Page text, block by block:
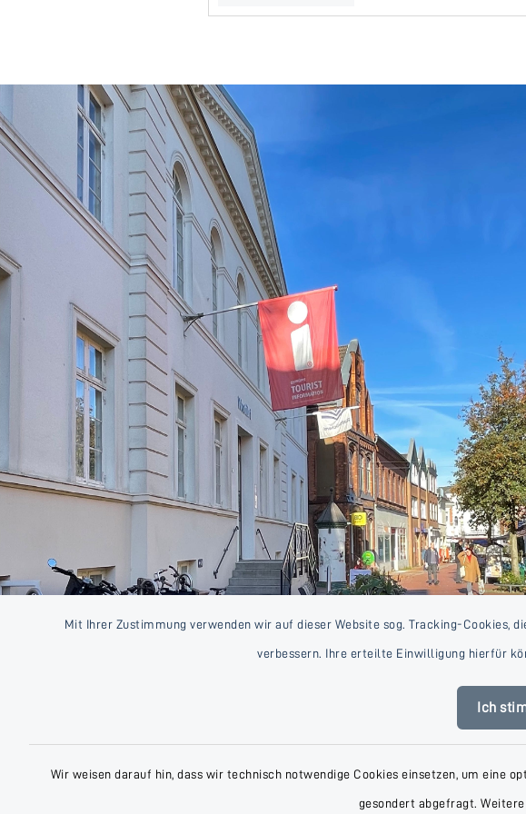
Mit Ihrer Zustimmung verwenden wir auf dieser Website sog. Tracking-Cookies,
verbessern. Ihre erteilte Einwilligung hierfür
Ich
Wir weisen darauf hin, dass wir technisch notwendige Cookies einsetzen, um eine
gesondert abgefragt.